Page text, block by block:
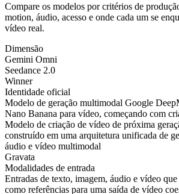
Compare os modelos por critérios de
motion, áudio, acesso e onde cada um se
vídeo real.
Dimensão
Gemini Omni
Seedance 2.0
Winner
Identidade oficial
Modelo de geração multimodal Google
Nano Banana para vídeo, começando com
Modelo de criação de vídeo de próxima
construído em uma arquitetura unificada de
áudio e vídeo multimodal
Gravata
Modalidades de entrada
Entradas de texto, imagem, áudio e vídeo que
como referências para uma saída de vídeo